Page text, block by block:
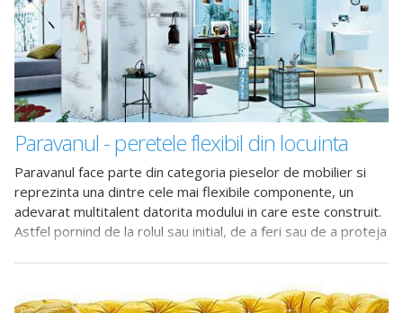
Paravanul - peretele flexibil din locuinta
Paravanul face parte din categoria pieselor de mobilier si
reprezinta una dintre cele mai flexibile componente, un
adevarat multitalent datorita modului in care este construit.
Astfel pornind de la rolul sau initial, de a feri sau de a proteja